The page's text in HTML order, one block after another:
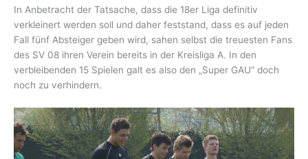
In Anbetracht der Tatsache, dass die 18er Liga definitiv
verkleinert werden soll und daher feststand, dass es auf jeden
Fall fünf Absteiger geben wird, sahen selbst die treuesten Fans
des SV 08 ihren Verein bereits in der Kreisliga A. In den
verbleibenden 15 Spielen galt es also den „Super GAU“ doch
noch zu verhindern.